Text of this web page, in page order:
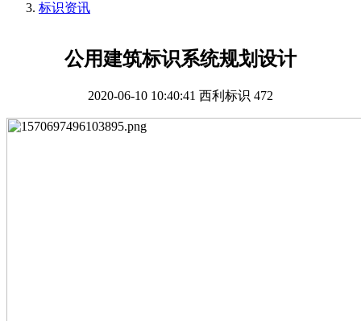
标识资讯
公用建筑标识系统规划设计
2020-06-10 10:40:41 西利标识 472